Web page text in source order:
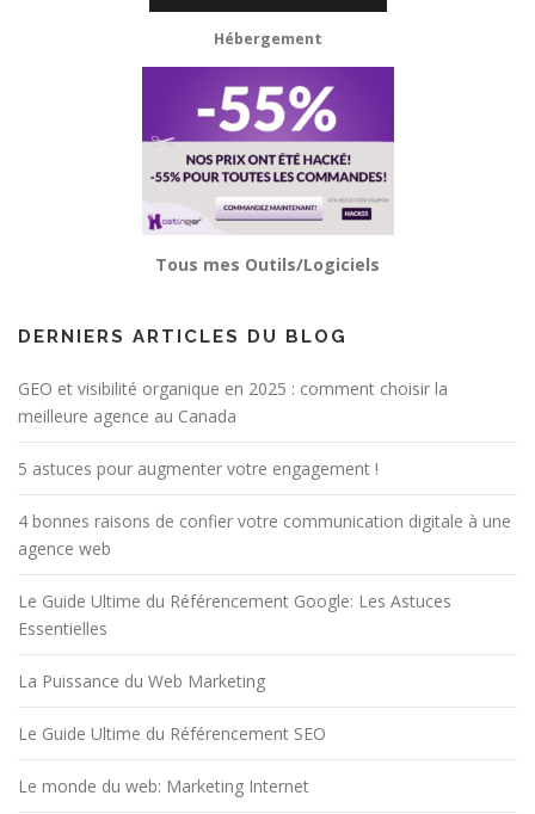
Hébergement
Tous mes Outils/Logiciels
DERNIERS ARTICLES DU BLOG
GEO et visibilité organique en 2025 : comment choisir la
meilleure agence au Canada
5 astuces pour augmenter votre engagement !
4 bonnes raisons de confier votre communication digitale à une
agence web
Le Guide Ultime du Référencement Google: Les Astuces
Essentielles
La Puissance du Web Marketing
Le Guide Ultime du Référencement SEO
Le monde du web: Marketing Internet